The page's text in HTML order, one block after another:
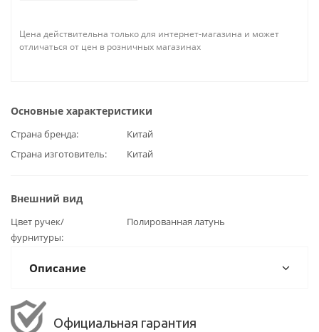
Цена действительна только для интернет-магазина и может
отличаться от цен в розничных магазинах
Основные характеристики
Страна бренда
Китай
Страна изготовитель
Китай
Внешний вид
Цвет ручек/
фурнитуры
Полированная латунь
Описание
Официальная гарантия